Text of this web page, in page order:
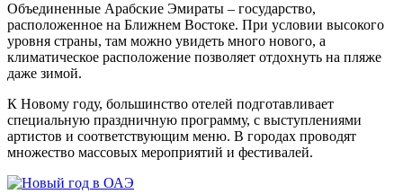
Объединенные Арабские Эмираты – государство,
расположенное на Ближнем Востоке. При условии высокого
уровня страны, там можно увидеть много нового, а
климатическое расположение позволяет отдохнуть на пляже
даже зимой.
К Новому году, большинство отелей подготавливает
специальную праздничную программу, с выступлениями
артистов и соответствующим меню. В городах проводят
множество массовых мероприятий и фестивалей.